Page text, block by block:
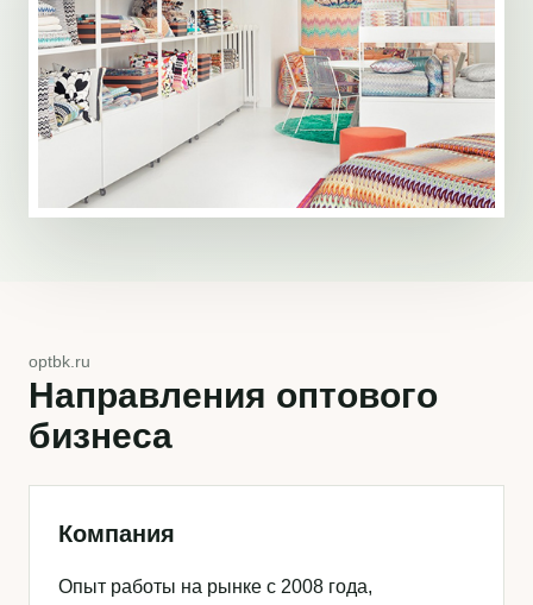
optbk.ru
Направления оптового
бизнеса
Компания
Опыт работы на рынке с 2008 года,